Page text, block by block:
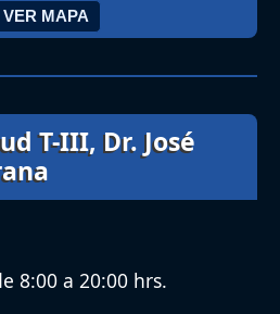
MAPA
T-III, Dr. José
8:00 a 20:00 hrs.